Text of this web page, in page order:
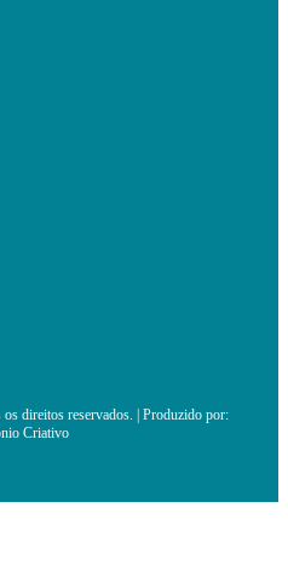
direitos reservados. | Produzido por:
Criativo